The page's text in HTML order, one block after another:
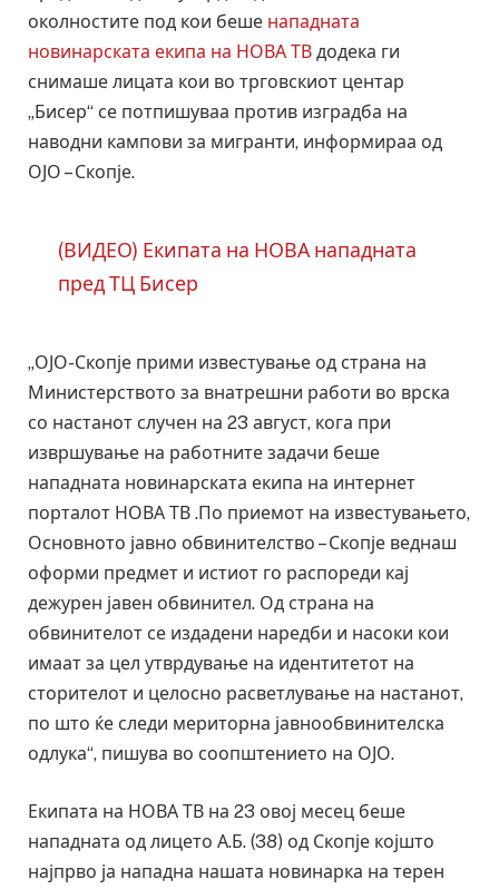
околностите под кои беше нападната
новинарската екипа на НОВА ТВ додека ги
снимаше лицата кои во трговскиот центар
„Бисер“ се потпишуваа против изградба на
наводни кампови за мигранти, информираа од
ОЈО – Скопје.
(ВИДЕО) Екипата на НОВА нападната
пред ТЦ Бисер
„ОЈО-Скопје прими известување од страна на
Министерството за внатрешни работи во врска
со настанот случен на 23 август, кога при
извршување на работните задачи беше
нападната новинарската екипа на интернет
порталот НОВА ТВ .По приемот на известувањето,
Основното јавно обвинителство – Скопје веднаш
оформи предмет и истиот го распореди кај
дежурен јавен обвинител. Од страна на
обвинителот се издадени наредби и насоки кои
имаат за цел утврдување на идентитетот на
сторителот и целосно расветлување на настанот,
по што ќе следи мериторна јавнообвинителска
одлука“, пишува во соопштението на ОЈО.
Екипата на НОВА ТВ на 23 овој месец беше
нападната од лицето А.Б. (38) од Скопје којшто
најпрво ја нападна нашата новинарка на терен